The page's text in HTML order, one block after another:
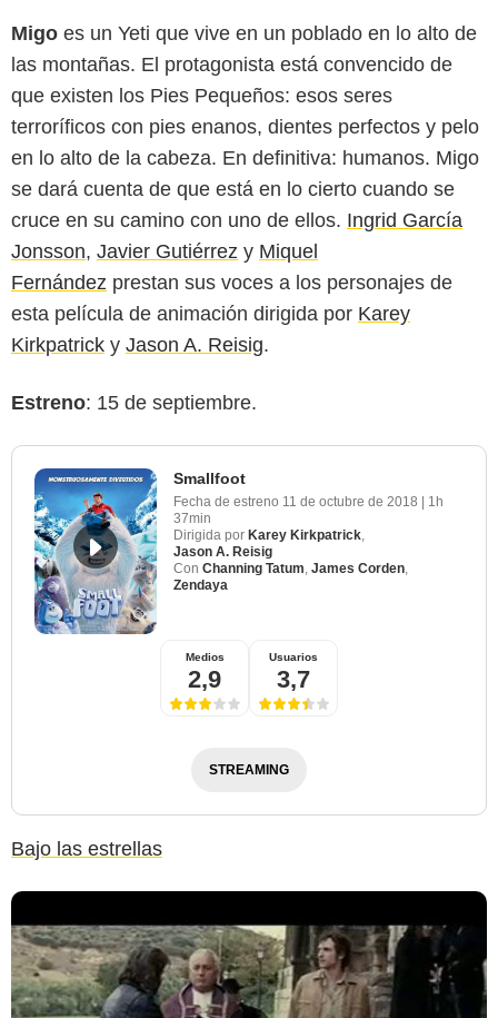
Migo es un Yeti que vive en un poblado en lo alto de
las montañas. El protagonista está convencido de
que existen los Pies Pequeños: esos seres
terroríficos con pies enanos, dientes perfectos y pelo
en lo alto de la cabeza. En definitiva: humanos. Migo
se dará cuenta de que está en lo cierto cuando se
cruce en su camino con uno de ellos. Ingrid García
Jonsson, Javier Gutiérrez y Miquel
Fernández prestan sus voces a los personajes de
esta película de animación dirigida por Karey
Kirkpatrick y Jason A. Reisig.
Estreno: 15 de septiembre.
Smallfoot
Fecha de estreno 11 de octubre de 2018 | 1h
37min
Dirigida por Karey Kirkpatrick
Jason A. Reisig
Con Channing Tatum James Corden
Zendaya
Medios
2,9
Usuarios
3,7
STREAMING
Bajo las estrellas